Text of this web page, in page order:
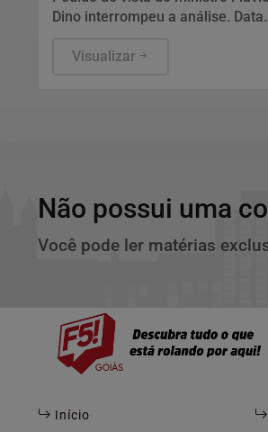
Dino interrompeu a análise. Data
foi definida.
Visualizar
Não possui uma
Você pode ler matérias
Início